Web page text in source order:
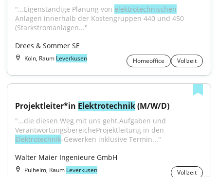
"...Eigenständige Planung von elektrotechnischen
Anlagen innerhalb der Kostengruppen 440 und 450
(Starkstromanlagen..."
Drees & Sommer SE
Köln, Raum Leverkusen Homeoffice Vollzeit
Projektleiter*in Elektrotechnik (M/W/D)
"...die diesen Weg mit uns geht.Aufgaben und
Elektrotechnik-Gewerken inklusive Termin..."
Walter Maier Ingenieure GmbH
Pulheim, Raum Leverkusen Vollzeit